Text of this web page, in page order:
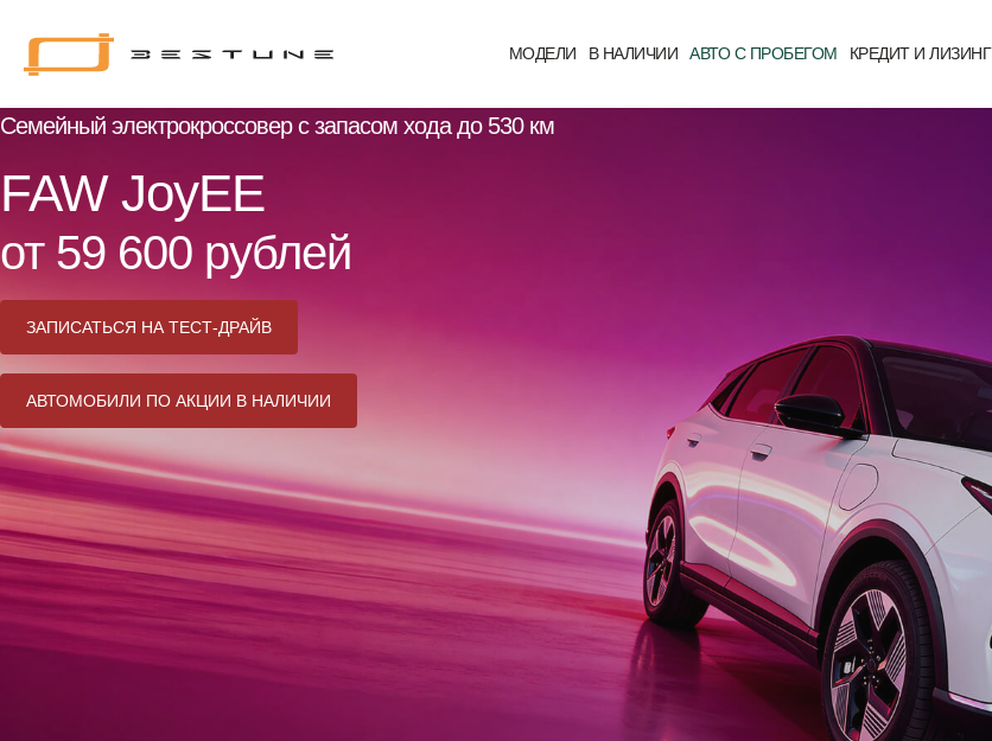
ритме
МОДЕЛИ В НАЛИЧИИ АВТО С ПРОБЕГОМ КРЕДИТ И ЛИЗИНГ
Семейный электрокроссовер с запасом хода до 530 км
FAW JoyEE
от 59 600 рублей
ЗАПИСАТЬСЯ НА ТЕСТ-ДРАЙВ
АВТОМОБИЛИ ПО АКЦИИ В НАЛИЧИИ